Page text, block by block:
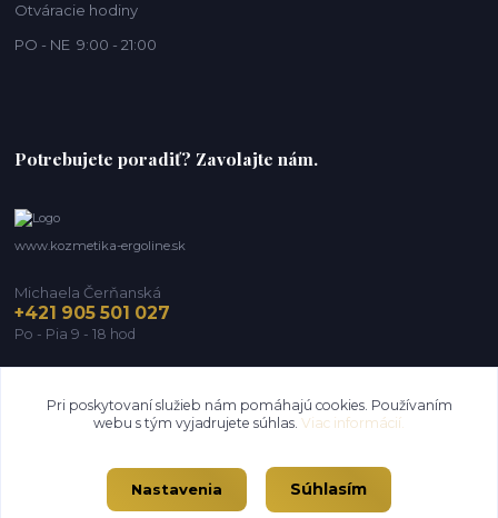
Otváracie hodiny
PO - NE 9:00 - 21:00
Potrebujete poradiť? Zavolajte nám.
www.kozmetika-ergoline.sk
Michaela Čerňanská
+421 905 501 027
Po - Pia 9 - 18 hod
Pri poskytovaní služieb nám pomáhajú cookies. Používaním
webu s tým vyjadrujete súhlas. Viac informácií.
Nastavenia Súhlasím